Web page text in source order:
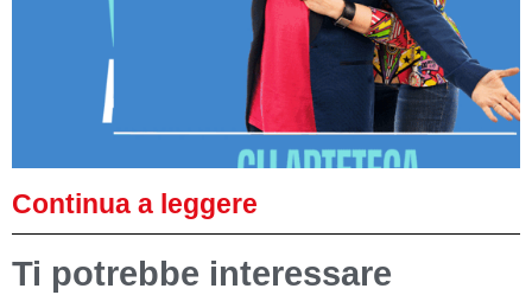
Continua a leggere
Ti potrebbe interessare